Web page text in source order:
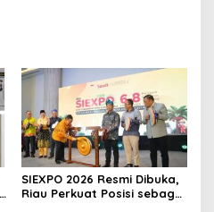
SIEXPO 2026 Resmi Dibuka,
Riau Perkuat Posisi sebagai